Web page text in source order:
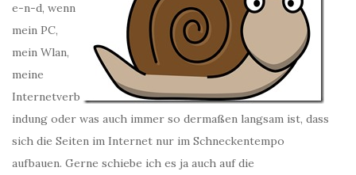
e-n-d, wenn
mein PC,
mein Wlan,
meine
Internetverb
indung oder was auch immer so dermaßen langsam ist, dass
sich die Seiten im Internet nur im Schneckentempo
aufbauen. Gerne schiebe ich es ja auch auf die